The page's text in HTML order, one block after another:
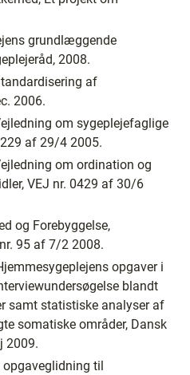
grundlæggende
2008.
af
2006.
om sygeplejefaglige
af 29/4 2005.
om ordination og
VEJ nr. 0429 af 30/6
og Forebyggelse,
95 af 7/2 2008.
opgaver i
blandt
samt statistiske analyser af
somatiske områder, Dansk
2009.
opgaveglidning til